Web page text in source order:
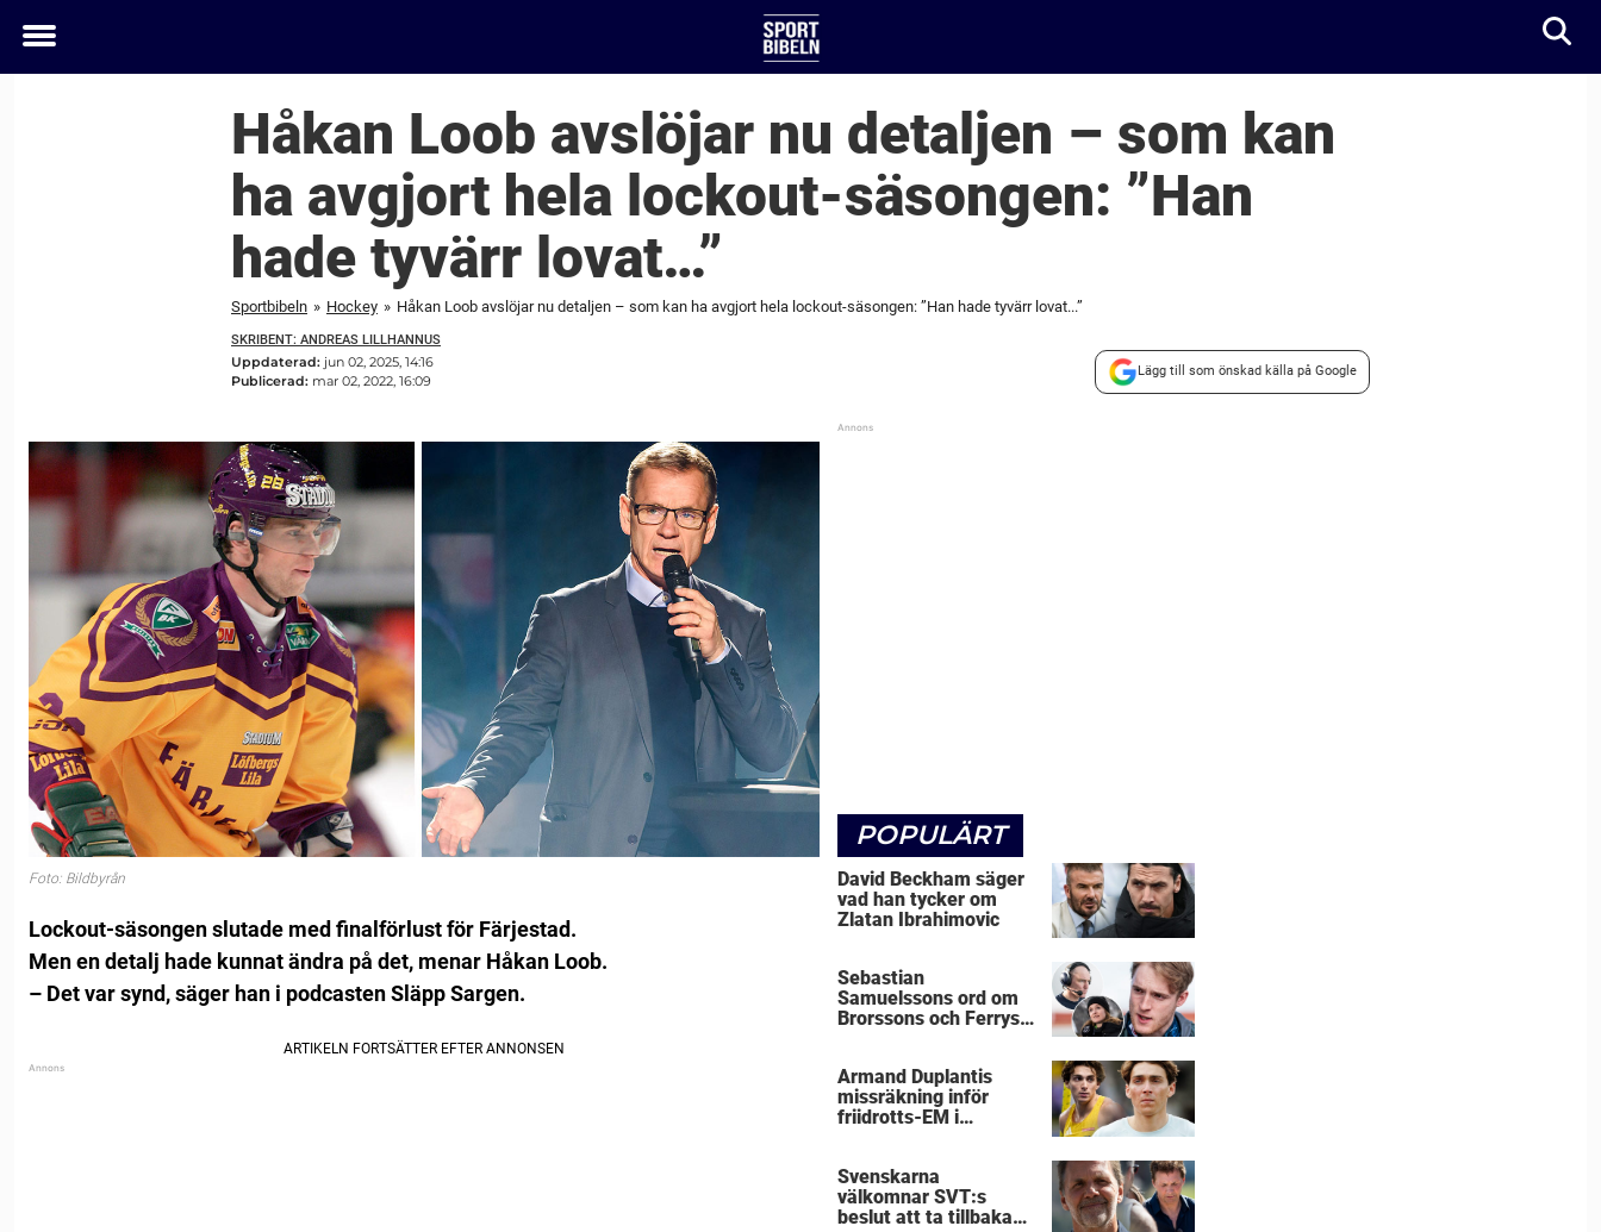
Toggle
Håkan Loob avslöjar nu detaljen – som kan
ha avgjort hela lockout-säsongen: ”Han
hade tyvärr lovat…”
Sportbibeln » Hockey » Håkan Loob avslöjar nu detaljen – som kan ha avgjort hela lockout-säsongen: ”Han hade tyvärr lovat...”
SKRIBENT: ANDREAS LILLHANNUS
Uppdaterad: jun 02, 2025, 14:16
Publicerad: mar 02, 2022, 16:09
Lägg till som önskad källa på Google
Foto: Bildbyrån
Lockout-säsongen slutade med finalförlust för Färjestad.
Men en detalj hade kunnat ändra på det, menar Håkan Loob.
– Det var synd, säger han i podcasten Släpp Sargen.
POPULÄRT
David Beckham säger
vad han tycker om
Zlatan Ibrahimovic
Sebastian
Samuelssons ord om
Brorssons och Ferrys
Armand Duplantis
missräkning inför
friidrotts-EM i
Svenskarna
välkomnar SVT:s
beslut att ta tillbaka